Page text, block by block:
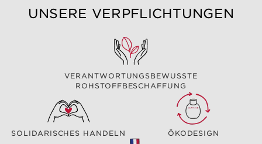
UNSERE VERPFLICHTUNGEN
VERANTWORTUNGSBEWUSSTE
ROHSTOFFBESCHAFFUNG
SOLIDARISCHES HANDELN ÖKODESIGN